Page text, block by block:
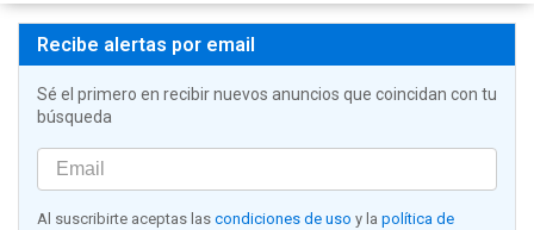
Recibe alertas por email
Sé el primero en recibir nuevos anuncios que coincidan con tu
búsqueda
Al suscribirte aceptas las condiciones de uso y la política de